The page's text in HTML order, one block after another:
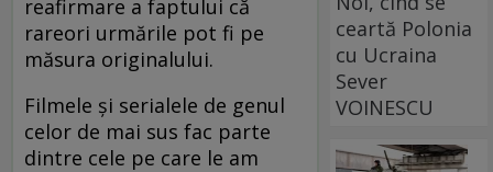
reafirmare a faptului că
rareori urmările pot fi pe
măsura originalului.
Filmele și serialele de genul
celor de mai sus fac parte
dintre cele pe care le am
ceartă Polonia
cu Ucraina
Sever
VOINESCU